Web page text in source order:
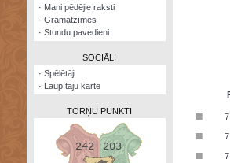
· Mani pēdējie raksti
· Grāmatzīmes
· Stundu pavedieni
SOCIĀLI
· Spēlētāji
· Laupītāju karte
TORŅU PUNKTI ■ 7
■ 7
■ 7